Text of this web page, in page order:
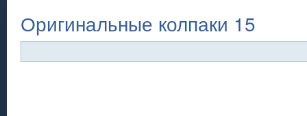
Оригинальные колпаки 15